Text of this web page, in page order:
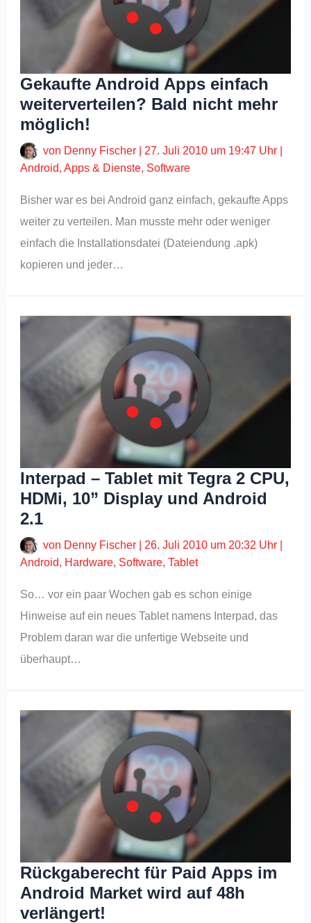
Gekaufte Android Apps einfach
weiterverteilen? Bald nicht mehr
möglich!
von Denny Fischer 27. Juli 2010 um 19:47 Uhr
Android,Apps & Dienste, Software
Bisher war es bei Android ganz einfach, gekaufte Apps
weiter zu verteilen. Man musste mehr oder weniger
einfach die Installationsdatei (Dateiendung .apk)
kopieren und jeder…
Interpad – Tablet mit Tegra 2 CPU,
HDMi, 10” Display und Android
2.1
von Denny Fischer 26. Juli 2010 um 20:32 Uhr
Android, Hardware, Software,Tablet
So… vor ein paar Wochen gab es schon einige
Hinweise auf ein neues Tablet namens Interpad, das
Problem daran war die unfertige Webseite und
überhaupt…
Rückgaberecht für Paid Apps im
Android Market wird auf 48h
verlängert!